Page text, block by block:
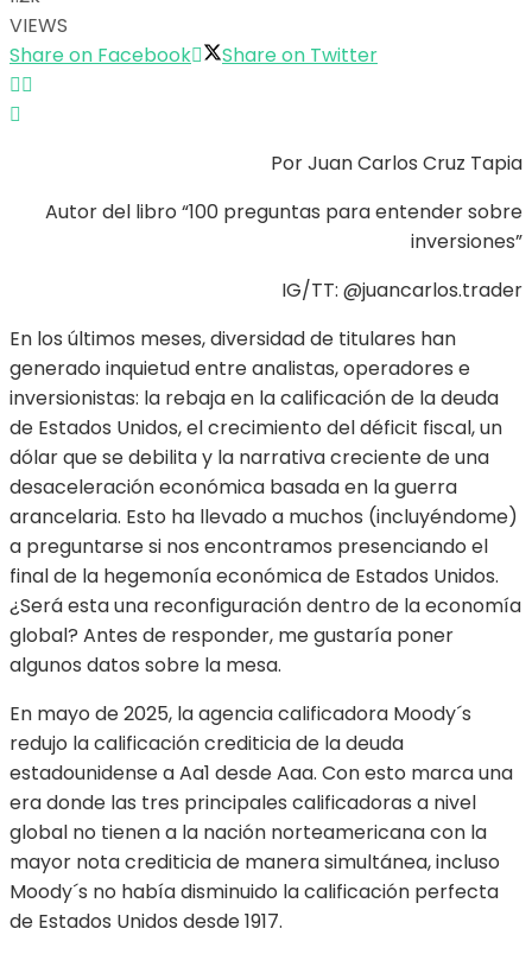
VIEWS
Share on Facebook
Share on Twitter
Por Juan Carlos Cruz Tapia
Autor del libro “100 preguntas para entender sobre
inversiones”
IG/TT: @juancarlos.trader
En los últimos meses, diversidad de titulares han
generado inquietud entre analistas, operadores e
inversionistas: la rebaja en la calificación de la deuda
de Estados Unidos, el crecimiento del déficit fiscal, un
dólar que se debilita y la narrativa creciente de una
desaceleración económica basada en la guerra
arancelaria. Esto ha llevado a muchos (incluyéndome)
a preguntarse si nos encontramos presenciando el
final de la hegemonía económica de Estados Unidos.
¿Será esta una reconfiguración dentro de la economía
global? Antes de responder, me gustaría poner
algunos datos sobre la mesa.
En mayo de 2025, la agencia calificadora Moody´s
redujo la calificación crediticia de la deuda
estadounidense a Aa1 desde Aaa. Con esto marca una
era donde las tres principales calificadoras a nivel
global no tienen a la nación norteamericana con la
mayor nota crediticia de manera simultánea, incluso
Moody´s no había disminuido la calificación perfecta
de Estados Unidos desde 1917.